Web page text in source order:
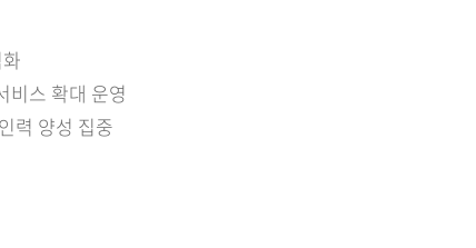
비스 확대 운영
력 양성 집중